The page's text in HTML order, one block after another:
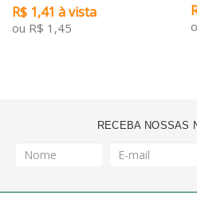
R$ 1,41 à vista
ou R$ 1,45
RECEBA NOSSAS